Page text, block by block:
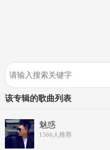
该专辑的歌曲列表
魅惑
1566 人推荐